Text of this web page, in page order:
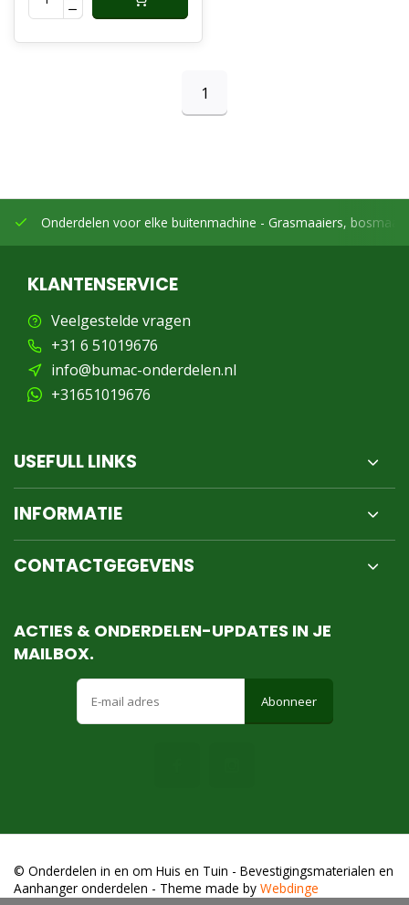
1
Onderdelen voor elke buitenmachine - Grasmaaiers,
KLANTENSERVICE
Veelgestelde vragen
+31 6 51019676
info@bumac-onderdelen.nl
+31651019676
USEFULL LINKS
INFORMATIE
CONTACTGEGEVENS
ACTIES & ONDERDELEN-UPDATES IN JE
MAILBOX.
Abonneer
© Onderdelen in en om Huis en Tuin - Bevestigingsmaterialen en
Aanhanger onderdelen - Theme made by Webdinge